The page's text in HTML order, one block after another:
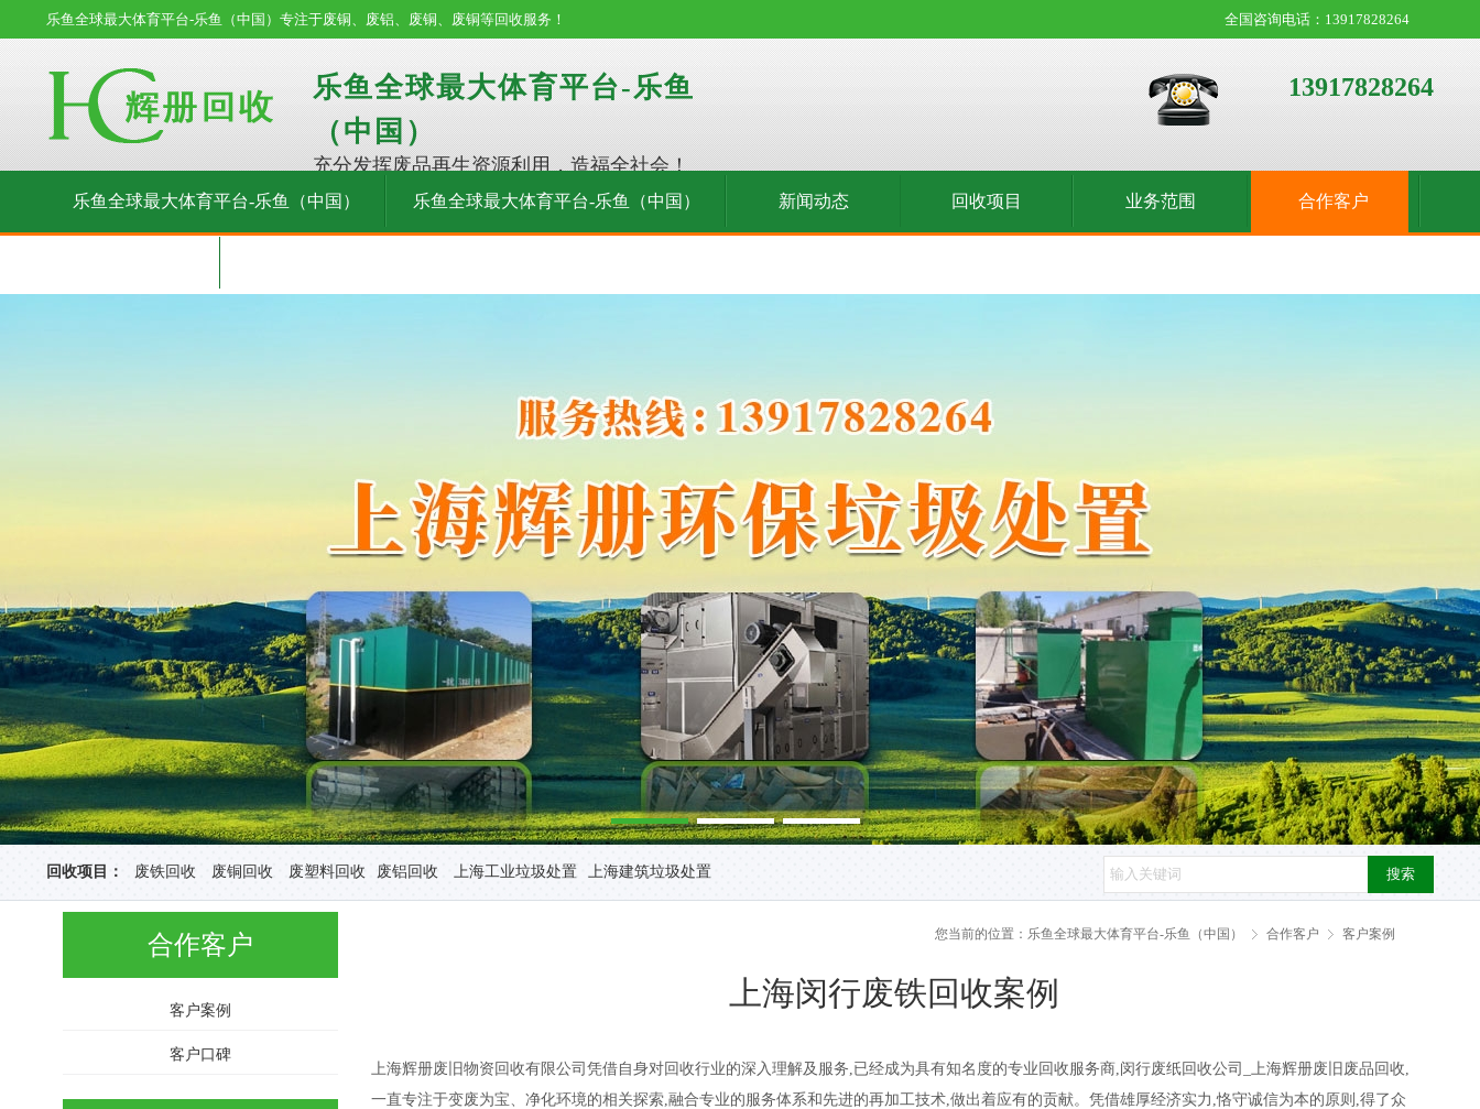
乐鱼全球最大体育平台-乐鱼（中国）专注于废铜、废铝、废铜、废铜等回收服务！ 全国咨询电话：13917828264
乐鱼全球最大体育平台-乐鱼
（中国）
充分发挥废品再生资源利用，造福全社会！
13917828264
乐鱼全球最大体育平台-乐鱼（中国） 乐鱼全球最大体育平台-乐鱼（中国） 新闻动态 回收项目 业务范围 合作客户
回收项目： 废铁回收 废铜回收 废塑料回收 废铝回收 上海工业垃圾处置 上海建筑垃圾处置 搜索
合作客户
客户案例
客户口碑
您当前的位置： 乐鱼全球最大体育平台-乐鱼（中国） 合作客户 客户案例
上海闵行废铁回收案例
上海辉册废旧物资回收有限公司凭借自身对回收行业的深入理解及服务,已经成为具有知名度的专业回收服务商,闵行废纸回收公司_上海辉册废旧废品回收,
一直专注于变废为宝、净化环境的相关探索,融合专业的服务体系和先进的再加工技术,做出着应有的贡献。凭借雄厚经济实力,恪守诚信为本的原则,得了众